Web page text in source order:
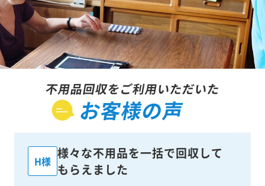
不用品回収をご利用いただいた
お客様の声
H様
様々な不用品を一括で回収して
もらえました